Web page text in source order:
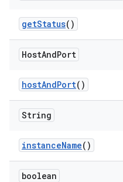
getStatus()
HostAndPort
hostAndPort()
String
instanceName()
boolean